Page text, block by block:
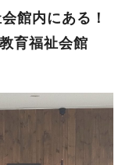
バリー(Uber Eats)も
ゆで卵、モーニング
、ゆで卵、モーニン
製チーズケーキを注
こともできます。 注
カレーの良い匂いが
ードカレーのようで
館内にある！
育福祉会館